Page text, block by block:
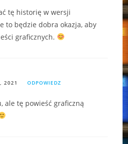
tę historię w wersji
to będzie dobra okazja, aby
graficznych.
2021 ODPOWIEDZ
ale tę powieść graficzną